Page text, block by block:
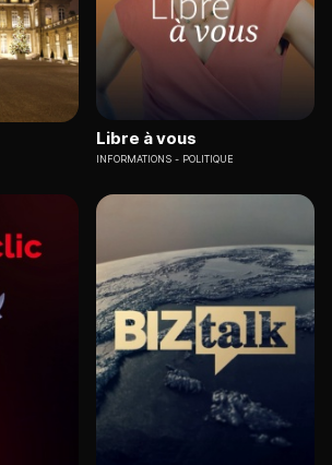
Libre à vous
INFORMATIONS POLITIQUE